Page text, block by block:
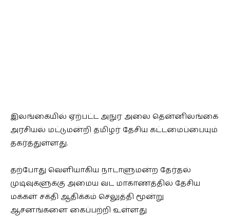
இலங்கையில் ஏற்பட்ட அநுர அலை தென்னிலங்கை
அரசியல் மட்டுமன்றி தமிழர் தேசிய கட்டமைப்பையும்
தகர்த்துள்ளது.
தற்போது வெளியாகிய நாடாளுமன்ற தேர்தல்
முடிவுகளுக்கு அமைய வட மாகாணத்தில் தேசிய
மக்கள் சக்தி ஆதிக்கம் செலுத்தி மூன்று
ஆசனங்களை கைப்பற்றி உள்ளது